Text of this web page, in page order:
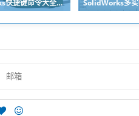
SolidWorks快捷键命令大全之复制粘贴零件，提高装配效率